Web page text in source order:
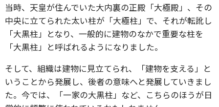
当時、天皇が住んでいた大内裏の正殿「大極殿」、その
中央に立てられた太い柱が「大極柱」で、それが転訛し
「大黒柱」となり、一般的に建物のなかで重要な柱を
「大黒柱」と呼ばれるようになりました。
そして、組織は建物に見立てられ、「建物を支える」と
いうことから発展し、後者の意味へと発展していきまし
た。今では、「一家の大黒柱」など、こちらのほうが日